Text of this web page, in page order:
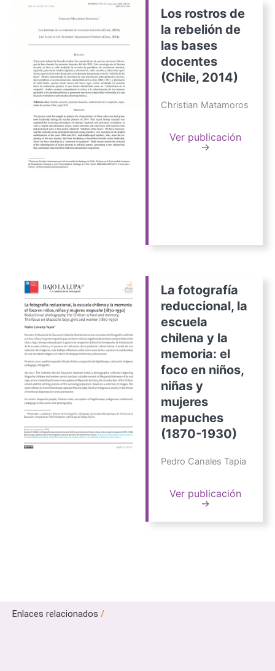
Los rostros de
la rebelión de
las bases
docentes
(Chile, 2014)
Christian Matamoros
Ver publicación
→
La fotografía
reduccional, la
escuela
chilena y la
memoria: el
foco en niños,
niñas y
mujeres
mapuches
(1870-1930)
Pedro Canales Tapia
Ver publicación
→
Enlaces relacionados /